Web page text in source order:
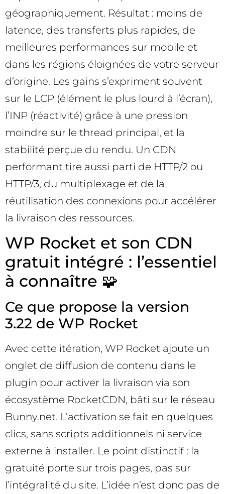
géographiquement. Résultat : moins de
latence, des transferts plus rapides, de
meilleures performances sur mobile et
dans les régions éloignées de votre serveur
d’origine. Les gains s’expriment souvent
sur le LCP (élément le plus lourd à l’écran),
l’INP (réactivité) grâce à une pression
moindre sur le thread principal, et la
stabilité perçue du rendu. Un CDN
performant tire aussi parti de HTTP/2 ou
HTTP/3, du multiplexage et de la
réutilisation des connexions pour accélérer
la livraison des ressources.
WP Rocket et son CDN
gratuit intégré : l’essentiel
à connaître 🧩
Ce que propose la version
3.22 de WP Rocket
Avec cette itération, WP Rocket ajoute un
onglet de diffusion de contenu dans le
plugin pour activer la livraison via son
écosystème RocketCDN, bâti sur le réseau
Bunny.net. L’activation se fait en quelques
clics, sans scripts additionnels ni service
externe à installer. Le point distinctif : la
gratuité porte sur trois pages, pas sur
l’intégralité du site. L’idée n’est donc pas de